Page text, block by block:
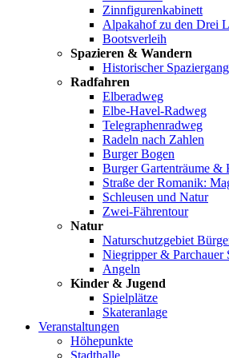
Zinnfigurenkabinett
Alpakahof zu den Drei
Bootsverleih
Spazieren & Wandern
Historischer Spaziergang
Radfahren
Elberadweg
Elbe-Havel-Radweg
Telegraphenradweg
Radeln nach Zahlen
Burger Bogen
Burger Gartenträume &
Straße der Romanik:
Schleusen und Natur
Zwei-Fährentour
Natur
Naturschutzgebiet
Niegripper & Parchauer
Angeln
Kinder & Jugend
Spielplätze
Skateranlage
Veranstaltungen
Höhepunkte
Stadthalle